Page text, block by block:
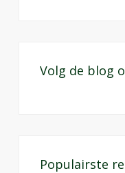
Volg de blog
Populairste